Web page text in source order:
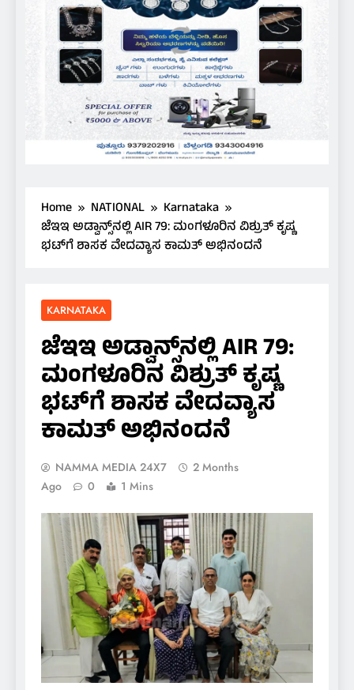
Home NATIONAL
Karnataka
ಜೆಇಇ ಅಡ್ವಾನ್ಸ್‌ನಲ್ಲಿ AIR 79: ಮಂಗಳೂರಿನ ವಿಶ್ರುತ್ ಕೃಷ್ಣ
ಭಟ್‌ಗೆ ಶಾಸಕ ವೇದವ್ಯಾಸ ಕಾಮತ್ ಅಭಿನಂದನೆ
KARNATAKA
ಜೆಇಇ ಅಡ್ವಾನ್ಸ್‌ನಲ್ಲಿ AIR 79:
ಮಂಗಳೂರಿನ ವಿಶ್ರುತ್ ಕೃಷ್ಣ
ಭಟ್‌ಗೆ ಶಾಸಕ ವೇದವ್ಯಾಸ
ಕಾಮತ್ ಅಭಿನಂದನೆ
NAMMA MEDIA 24X7
2 Months
Ago
0 1 Mins